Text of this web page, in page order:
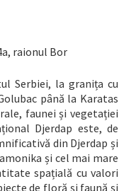
raionul Bor
Serbiei, la granița cu
până la Karatas
faunei și vegetației
Djerdap este, de
din Djerdap și
și cel mai mare
spațială cu valori
de floră și faună și